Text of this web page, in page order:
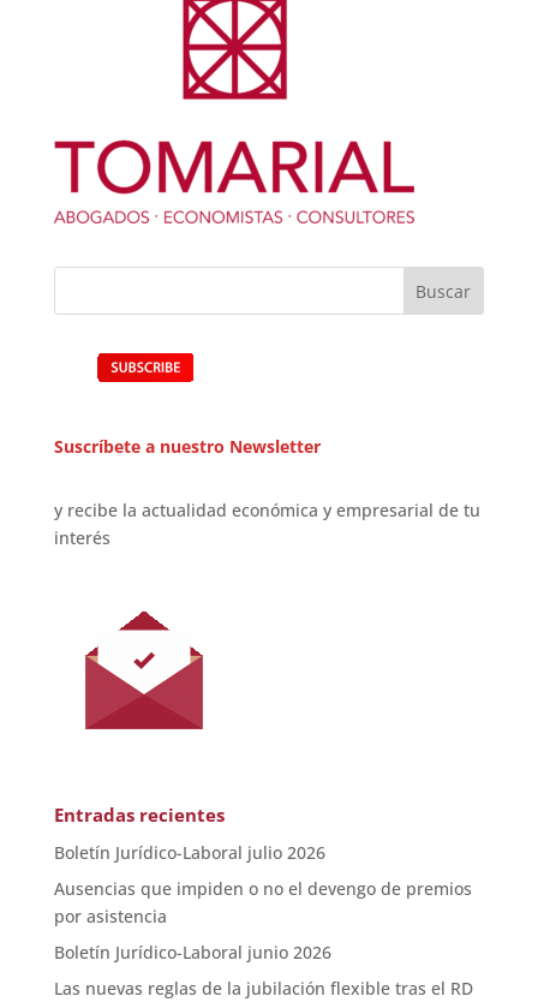
Suscríbete a nuestro Newsletter
y recibe la actualidad económica y empresarial de tu
interés
Entradas recientes
Boletín Jurídico-Laboral julio 2026
Ausencias que impiden o no el devengo de premios
por asistencia
Boletín Jurídico-Laboral junio 2026
Las nuevas reglas de la jubilación flexible tras el RD